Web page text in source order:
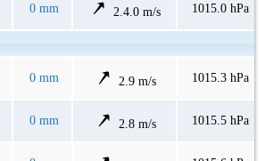
0 mm 2.4.0 m/s 1015.0 hPa
0 mm 2.9 m/s 1015.3 hPa
0 mm 2.8 m/s 1015.5 hPa